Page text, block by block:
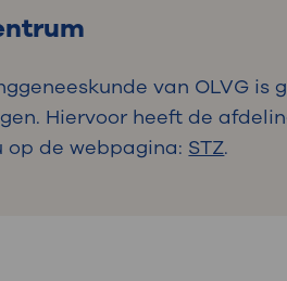
van OLVG
Hiervoor heeft de
op de webpagina: STZ.